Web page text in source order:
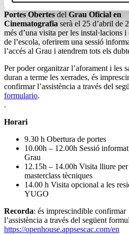
Ja tenim nova data! Latercera
Portes Obertes del Grau Oficial en
Cinematografia serà el 25 d’abril de
més d’una visita per les instal·lacions i
de l’escola, oferirem una sessió
l’accés al Grau i atendrem tots els
Per poder organitzar l’aforament i les
duran a terme les xerrades, és
confirmar l’assistència a través del
formulario.
.
Horari
9.30 h Obertura de portes
10.00h – 12.00h Sessió
Grau
12.15h – 14.00h Visita lliure per
masterclass tècniques
14.00 h Visita opcional a les
YUGO
Recorda: és imprescindible confirmar
l’assistència a través del següent
https://openhouse.appsescac.com/en